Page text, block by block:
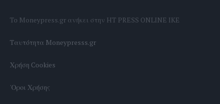
To Moneypress.gr ανήκει στην HT PRESS ONLINE IKE
Tαυτότητα Moneypresss.gr
Χρήση Cookies
'Οροι Χρήσης